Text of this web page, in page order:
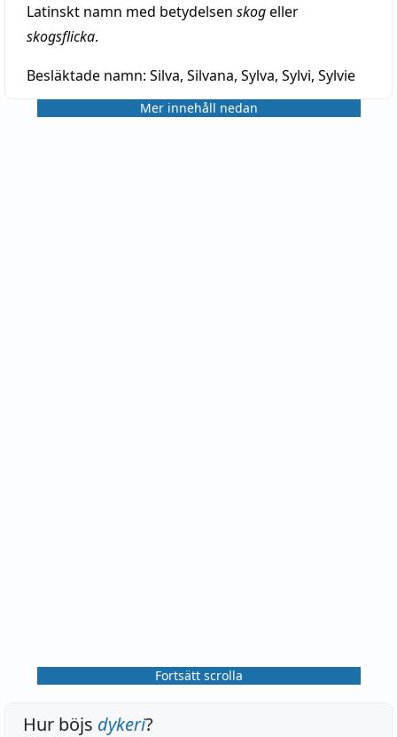
Latinskt namn med betydelsen skogeller
skogsflicka.
Besläktade namn: Silva, Silvana, Sylva, Sylvi, Sylvie
Mer innehåll nedan
Fortsätt scrolla
Hur böjs dykeri?